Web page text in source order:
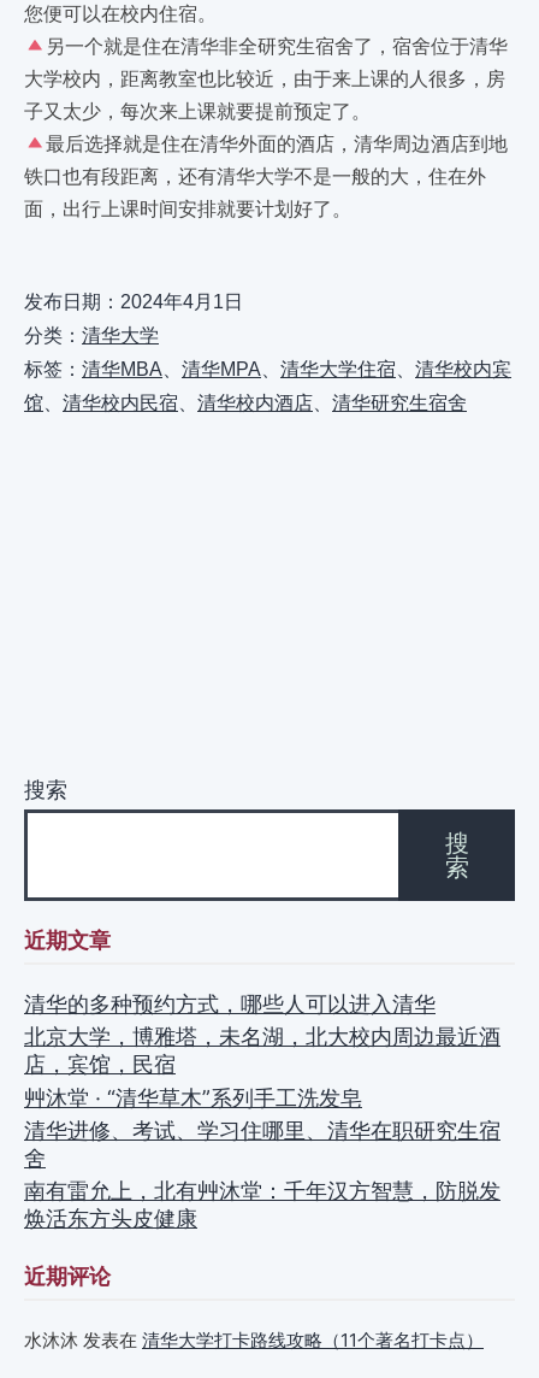
您便可以在校内住宿。
另一个就是住在清华非全研究生宿舍了，宿舍位于清华
大学校内，距离教室也比较近，由于来上课的人很多，房
子又太少，每次来上课就要提前预定了。
最后选择就是住在清华外面的酒店，清华周边酒店到地
铁口也有段距离，还有清华大学不是一般的大，住在外
面，出行上课时间安排就要计划好了。
发布日期： 2024年4月1日
分类： 清华大学
标签： 清华MBA、 清华MPA、 清华大学住宿、 清华校内宾
馆、 清华校内民宿、 清华校内酒店、 清华研究生宿舍
搜索
搜
索
近期文章
清华的多种预约方式，哪些人可以进入清华
北京大学，博雅塔，未名湖，北大校内周边最近酒
店，宾馆，民宿
艸沐堂 · “清华草木”系列手工洗发皂
清华进修、考试、学习住哪里、清华在职研究生宿
舍
南有雷允上，北有艸沐堂：千年汉方智慧，防脱发
焕活东方头皮健康
近期评论
水沐沐 发表在 清华大学打卡路线攻略（11个著名打卡点）